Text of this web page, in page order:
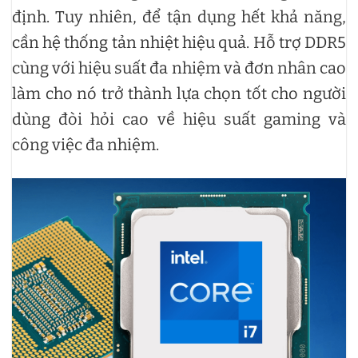
định. Tuy nhiên, để tận dụng hết khả năng,
cần hệ thống tản nhiệt hiệu quả. Hỗ trợ DDR5
cùng với hiệu suất đa nhiệm và đơn nhân cao
làm cho nó trở thành lựa chọn tốt cho người
dùng đòi hỏi cao về hiệu suất gaming và
công việc đa nhiệm.